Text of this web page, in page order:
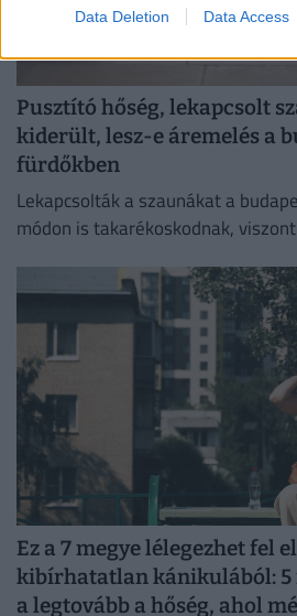
Data Deletion Data Access
Pusztító hőség, lekapcsolt
kiderült, lesz-e áremelés a
fürdőkben
Lekapcsolták a szaunákat a
módon is takarékoskodnak,
Ez a 7 megye lélegezhet fel
kibírhatatlan kánikulából: 5
a legtovább a hőség, ahol